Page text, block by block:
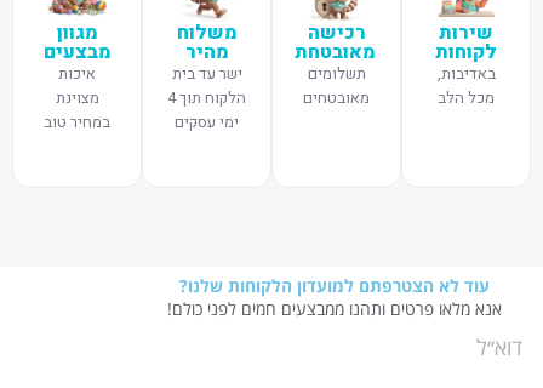
שירות
לקוחות
באדיבות,
מכל הלב
רכישה
מאובטחת
תשלומים
מאובטחים
משלוח
מהיר
ישר עד בית
הלקוח תוך 4
ימי עסקים
מגוון
מבצעים
איכות
מצוינת
במחיר טוב
עוד לא הצטרפתם למועדון הלקוחות שלנו?
אנא מלאו פרטים ותהנו ממבצעים חמים לפני כולם!